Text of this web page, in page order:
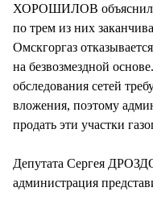
ХОРОШИЛОВ объяснил
по трем из них
Омскгоргаз
на безвозмездной
обследования сетей
вложения, поэтому
продать эти участки
Депутата Сергея
администрация